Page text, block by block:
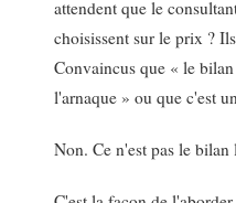
attendent que le
choisissent sur le prix ?
Convaincus que « le
l'arnaque » ou que c'est
Non. Ce n'est pas le bilan